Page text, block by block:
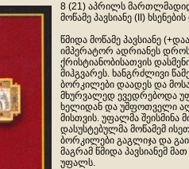
8 (21) აპრილს
მოწამე პავსიანე (II)
წმიდა მოწამე პავსიანე
იმპერატორ ადრიანეს
ქრისტიანობისათვის
მიჰგვარეს. ხანგრძლივი
ბორკილები დაადეს და
მხურვალედ ევედრებოდა
ხელიდან და უშფოთველი
მისთვის. უფალმა შეისმინა
დასუსტებულმა მოწამემ
ბორკილები გაგლიჯა და
მაგრამ წმიდა პავსიანემ
უფალს.